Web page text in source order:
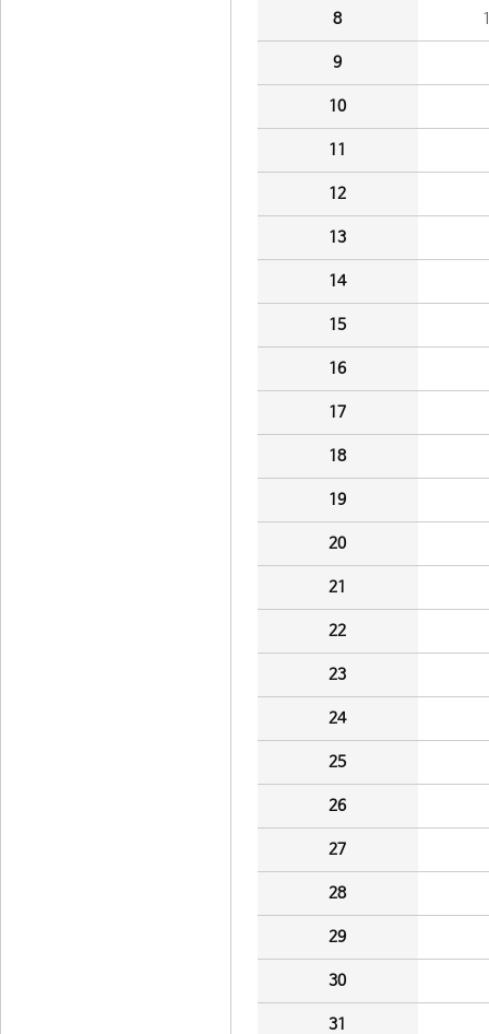
8
9
10
11
12
13
14
15
16
17
18
19
20
21
22
23
24
25
26
27
28
29
30
31